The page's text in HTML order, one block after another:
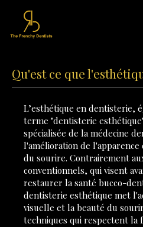
Qu'est ce que
L’esthétique en dentisterie,
terme "dentisterie
spécialisée de la médecine
l'amélioration de l'apparence
du sourire. Contrairement
conventionnels, qui visent
restaurer la santé bucco-
dentisterie esthétique met
visuelle et la beauté du
techniques qui respectent la